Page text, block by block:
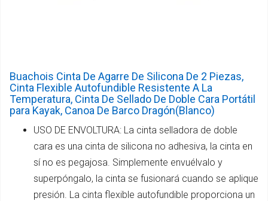
Buachois Cinta De Agarre De Silicona De 2 Piezas,
Cinta Flexible Autofundible Resistente A La
Temperatura, Cinta De Sellado De Doble Cara Portátil
para Kayak, Canoa De Barco Dragón(Blanco)
USO DE ENVOLTURA: La cinta selladora de doble
cara es una cinta de silicona no adhesiva, la cinta en
sí no es pegajosa. Simplemente envuélvalo y
superpóngalo, la cinta se fusionará cuando se aplique
presión. La cinta flexible autofundible proporciona un